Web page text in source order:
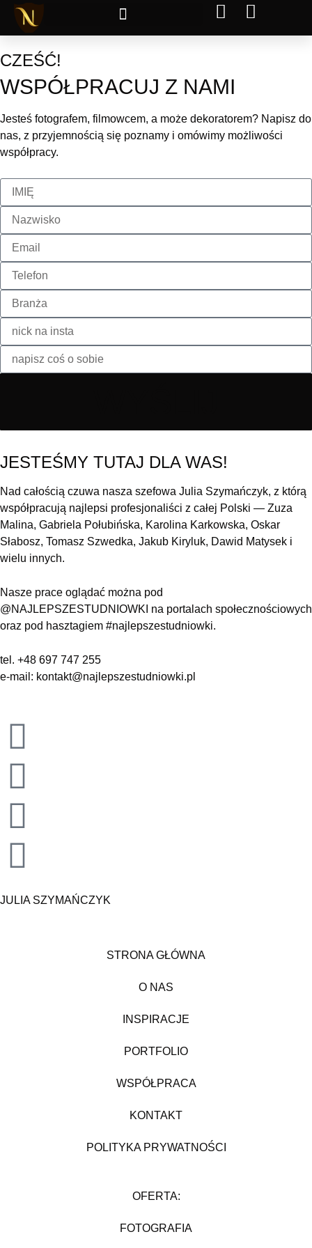
CZEŚĆ!
WSPÓŁPRACUJ Z NAMI
Jesteś fotografem, filmowcem, a może dekoratorem? Napisz do
nas, z przyjemnością się poznamy i omówimy możliwości
współpracy.
JESTEŚMY TUTAJ DLA WAS!
Nad całością czuwa nasza szefowa Julia Szymańczyk, z którą
współpracują najlepsi profesjonaliści z całej Polski — Zuza
Malina, Gabriela Połubińska, Karolina Karkowska, Oskar
Słabosz, Tomasz Szwedka, Jakub Kiryluk, Dawid Matysek i
wielu innych.
Nasze prace oglądać można pod
@NAJLEPSZESTUDNIOWKI na portalach społecznościowych
oraz pod hasztagiem #najlepszestudniowki.
tel. +48 697 747 255
e-mail: kontakt@najlepszestudniowki.pl
JULIA SZYMAŃCZYK
STRONA GŁÓWNA
O NAS
INSPIRACJE
PORTFOLIO
WSPÓŁPRACA
KONTAKT
POLITYKA PRYWATNOŚCI
OFERTA:
FOTOGRAFIA